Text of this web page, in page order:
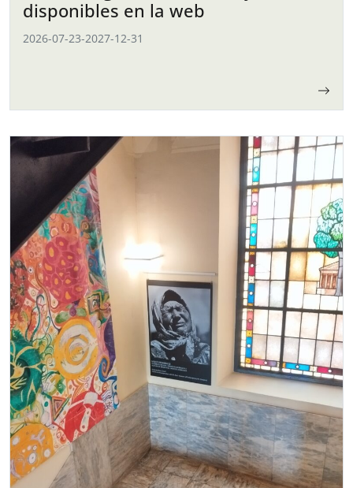
disponibles en la web
2026-07-23-2027-12-31